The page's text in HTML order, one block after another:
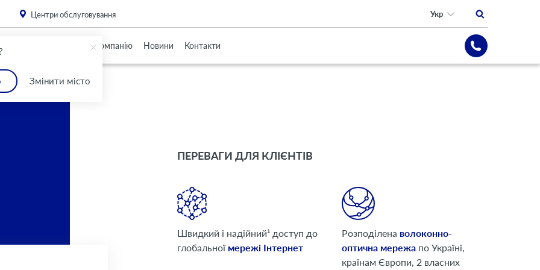
Змінити місто
Центри обслуговування Укр
Про Компанію Новини Контакти
ПЕРЕВАГИ ДЛЯ КЛІЄНТІВ
Швидкий і надійний¹ доступ до
глобальної мережі Інтернет
Розподілена волоконно-
оптична мережапо Україні,
країнам Європи, 2 власних
install this critical browser update